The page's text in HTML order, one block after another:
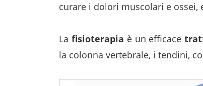
curare i dolori muscolari e ossei,
La fisioterapia è un efficace
la colonna vertebrale, i tendini,